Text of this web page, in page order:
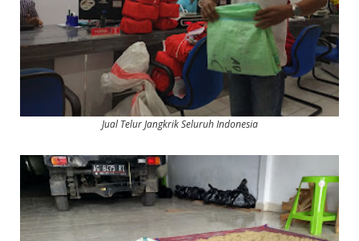
Jual Telur Jangkrik Seluruh Indonesia